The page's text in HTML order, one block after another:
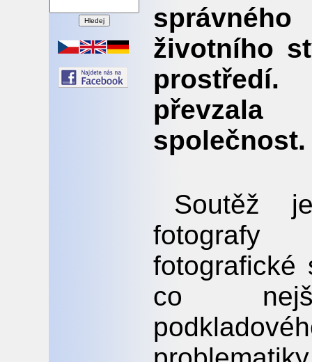
životního
převzala
společnost.
Soutěž
co